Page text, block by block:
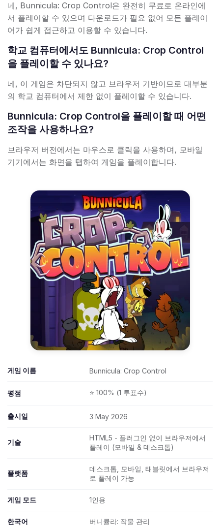
네, Bunnicula: Crop Control은 완전히 무료로 온라인에
서 플레이할 수 있으며 다운로드가 필요 없어 모든 플레이
어가 쉽게 접근하고 이용할 수 있습니다.
학교 컴퓨터에서도 Bunnicula: Crop Control
을 플레이할 수 있나요?
네, 이 게임은 차단되지 않고 브라우저 기반이므로 대부분
의 학교 컴퓨터에서 제한 없이 플레이할 수 있습니다.
Bunnicula: Crop Control을 플레이할 때 어떤
조작을 사용하나요?
브라우저 버전에서는 마우스로 클릭을 사용하며, 모바일
기기에서는 화면을 탭하여 게임을 플레이합니다.
게임 이름 Bunnicula: Crop Control
평점 ⭐ 100% (1 투표수)
출시일 3 May 2026
기술
HTML5 - 플러그인 없이 브라우저에서
플레이 (모바일 & 데스크톱)
플랫폼
데스크톱, 모바일, 태블릿에서 브라우저
로 플레이 가능
게임 모드 1인용
한국어 버니큘라: 작물 관리